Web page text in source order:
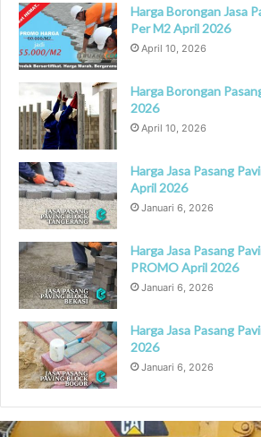
Harga Borongan Jasa
Per M2 April 2026
April 10, 2026
Harga Borongan
2026
April 10, 2026
Harga Jasa Pasang
April 2026
Januari 6, 2026
Harga Jasa Pasang
PROMO April 2026
Januari 6, 2026
Harga Jasa Pasang
2026
Januari 6, 2026
Sewa